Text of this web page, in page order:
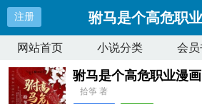
注册 驸马是个高危职
网站首页 小说分类 会员
驸马是个高危职业漫画
拾筝 著